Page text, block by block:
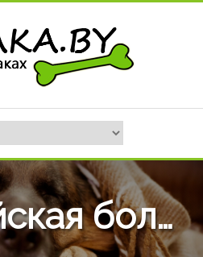
Мальтийская болонка: Продажа собак